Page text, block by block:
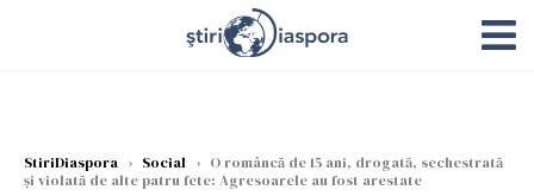
StiriDiaspora › Social › O româncă de 15 ani, drogată, sechestrată
și violată de alte patru fete: Agresoarele au fost arestate